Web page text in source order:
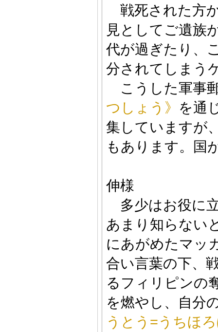
戦死された方
見としてご遺族
代が過ぎたり、
分されてしまう
こうした軍事
つしょう》 を通
集していますが
もあります。国
伸様
多少はお役に
あまり知らない
にあがめたマッ
合い言葉の下、
るフィリピンの
を燃やし、自分
うとう=うちほ